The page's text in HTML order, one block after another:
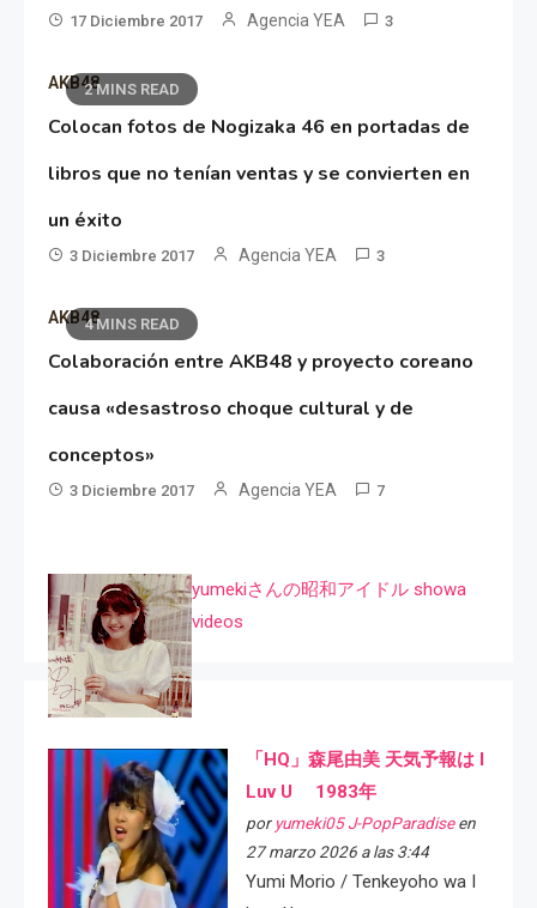
17 Diciembre 2017 Agencia YEA 3
2 MINS READ
AKB48
Colocan fotos de Nogizaka 46 en portadas de
libros que no tenían ventas y se convierten en
un éxito
3 Diciembre 2017 Agencia YEA 3
4 MINS READ
AKB48
Colaboración entre AKB48 y proyecto coreano
causa «desastroso choque cultural y de
conceptos»
3 Diciembre 2017 Agencia YEA 7
yumekiさんの昭和アイドル showa
videos
「HQ」森尾由美 天気予報は I
Luv U 1983年
por yumeki05 J-PopParadiseen
27 marzo 2026 a las 3:44
Yumi Morio / Tenkeyoho wa I